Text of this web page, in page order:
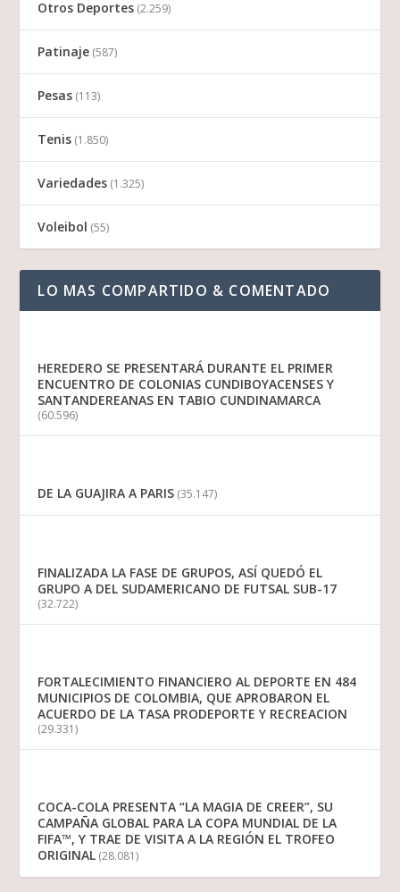
Otros Deportes (2.259)
Patinaje (587)
Pesas (113)
Tenis (1.850)
Variedades (1.325)
Voleibol (55)
LO MAS COMPARTIDO & COMENTADO
HEREDERO SE PRESENTARÁ DURANTE EL PRIMER
ENCUENTRO DE COLONIAS CUNDIBOYACENSES Y
SANTANDEREANAS EN TABIO CUNDINAMARCA
(60.596)
DE LA GUAJIRA A PARIS (35.147)
FINALIZADA LA FASE DE GRUPOS, ASÍ QUEDÓ EL
GRUPO A DEL SUDAMERICANO DE FUTSAL SUB-17
(32.722)
FORTALECIMIENTO FINANCIERO AL DEPORTE EN 484
MUNICIPIOS DE COLOMBIA, QUE APROBARON EL
ACUERDO DE LA TASA PRODEPORTE Y RECREACION
(29.331)
COCA-COLA PRESENTA “LA MAGIA DE CREER”, SU
CAMPAÑA GLOBAL PARA LA COPA MUNDIAL DE LA
FIFA™, Y TRAE DE VISITA A LA REGIÓN EL TROFEO
ORIGINAL (28.081)